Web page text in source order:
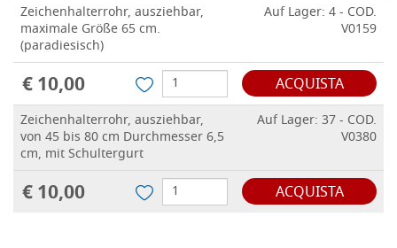
Zeichenhalterrohr, ausziehbar,
maximale Größe 65 cm.
(paradiesisch)
Auf Lager: 4 - COD.
V0159
€ 10,00 ACQUISTA
Zeichenhalterrohr, ausziehbar,
von 45 bis 80 cm Durchmesser 6,5
cm, mit Schultergurt
Auf Lager: 37 - COD.
V0380
€ 10,00 ACQUISTA